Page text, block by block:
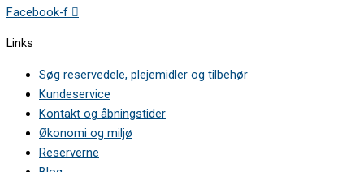
AEG • BE2013221M 94971645201
AEG • BE2103111M 94971636602
AEG • BE2103111M 94971636700
AEG • BE2103111M 94971636702
AEG • BE2103111M 94971636703
AEG • BE3003001M 94971637400
AEG • BE3003001M 94971637401
Facebook-f
Links
Søg reservedele, plejemidler og tilbehør
Kundeservice
Kontakt og åbningstider
Økonomi og miljø
Reserverne